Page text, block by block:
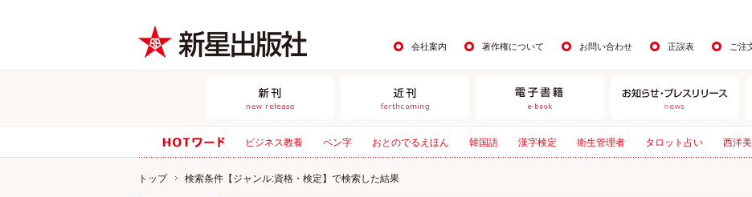
会社案内 著作権について お問い合わせ 正誤表 ご注
ビジネス教養 ペン字 おとのでるえほん 韓国語 漢字検定 衛生管理者 タロット占い 西洋
トップ 検索条件【ジャンル:資格・検定】で検索した結果